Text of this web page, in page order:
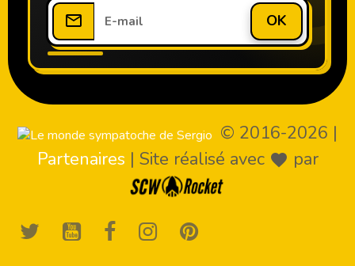
OK
© 2016-2026 |
Partenaires | Site réalisé avec par